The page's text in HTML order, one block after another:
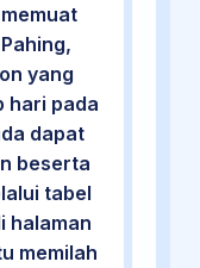
yang
hari pada
dapat
beserta
tabel
halaman
memilah